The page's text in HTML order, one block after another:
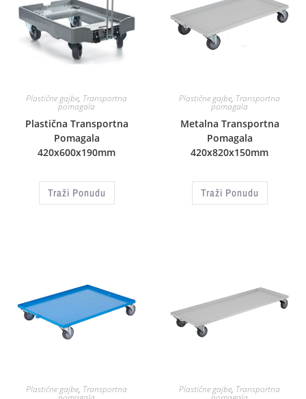
Plastične gajbe, Transportna
pomagala
Plastična Transportna
Pomagala
420x600x190mm
Traži Ponudu
Plastične gajbe, Transportna
pomagala
Metalna Transportna
Pomagala
420x820x150mm
Traži Ponudu
Plastične gajbe, Transportna Plastične gajbe, Transportna